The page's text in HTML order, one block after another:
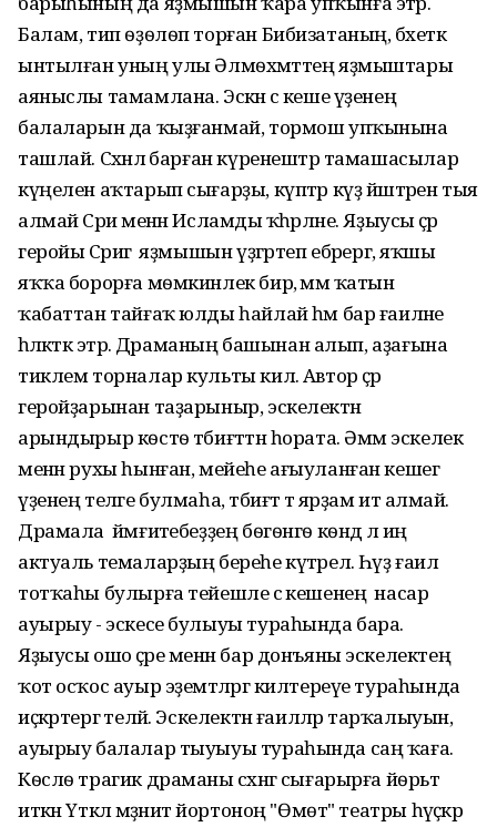
Балам, тип ѳҙѳлѳп торған Бибизатаның, бәхеткә
ынтылған уның улы Әлмѳхәмәттең яҙмыштары
аяныслы тамамлана. Эскән әсә кеше үҙенең
балаларын да ҡыҙғанмай, тормош упҡынына
ташлай. Сәхнәлә барған күренештәр тамашасылар
күңелен аҡтарып сығарҙы, күптәр күҙ йәштәрен тыя
алмай Сәриә менән Исламды ҡәһәрләне. Яҙыусы әҫәр
геройы Сәриәгә яҙмышын үҙгәртеп ебәрергә, яҡшы
яҡҡа борорға мѳмкинлек бирә, әммә ҡатын
ҡабаттан тайғаҡ юлды һайлай һәм бар ғаиләне
һәләкәткә этәрә. Драманың башынан алып, аҙағына
тиклем торналар культы килә. Автор әҫәр
геройҙарынан таҙарыныр, эскелектән
арындырыр кѳстѳ тәбиғәттән һората. Әммә эскелек
менән рухы һынған, мейеһе ағыуланған кешегә
үҙенең теләге булмаһа, тәбиғәт тә ярҙам итә алмай.
Драмала йәмғиәтебеҙҙең бѳгѳнгѳ кѳндә лә иң
актуаль темаларҙың береһе күтәрелә. Һүҙ ғаилә
тотҡаһы булырға тейешле әсә кешенең насар
ауырыу - эскесе булыуы тураһында бара.
Яҙыусы ошо әҫәре менән бар донъяны эскелектең
ҡот осҡос ауыр эҙемтәләргә килтереүе тураһында
иҫкәртергә теләй. Эскелектән ғаиләләр тарҡалыуын,
ауырыу балалар тыуыуы тураһында саң ҡаға.
Кѳслѳ трагик драманы сәхнәгә сығарырға йѳрьәт
иткән Үткәл мәҙәниәт йортоноң "Өмөт" театры һәүәҫкәр